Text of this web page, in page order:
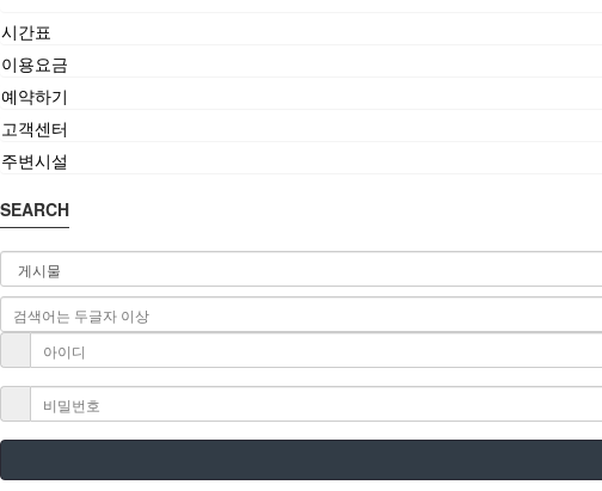
시간표
이용요금
예약하기
고객센터
주변시설
SEARCH